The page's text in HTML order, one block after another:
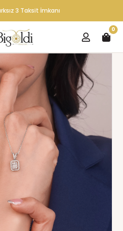
3 Taksit İmkanı
0